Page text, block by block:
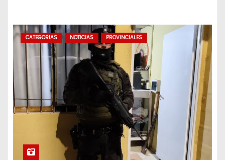
CATEGORIAS NOTICIAS PROVINCIALES